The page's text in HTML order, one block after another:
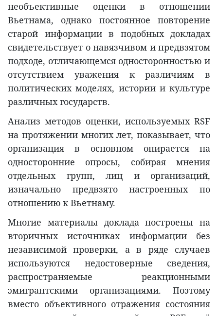
необъективные оценки в отношении
Вьетнама, однако постоянное повторение
старой информации в подобных докладах
свидетельствует о навязчивом и предвзятом
подходе, отличающемся односторонностью и
отсутствием уважения к различиям в
политических моделях, истории и культуре
различных государств.
Анализ методов оценки, используемых RSF
на протяжении многих лет, показывает, что
организация в основном опирается на
односторонние опросы, собирая мнения
отдельных групп, лиц и организаций,
изначально предвзято настроенных по
отношению к Вьетнаму.
Многие материалы доклада построены на
вторичных источниках информации без
независимой проверки, а в ряде случаев
используются недостоверные сведения,
распространяемые реакционными
эмигрантскими организациями. Поэтому
вместо объективного отражения состояния